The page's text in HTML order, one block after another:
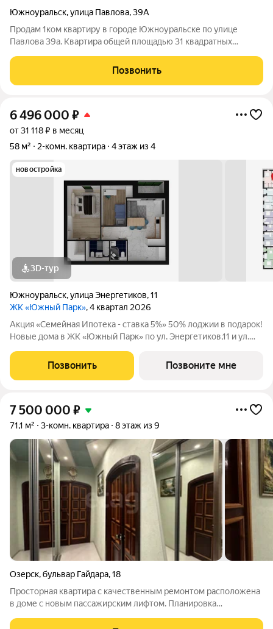
Южноуральск,улица Павлова,39А
Продам 1ком квартиру в городе Южноуральске по улице
Павлова 39а. Квартира общей площадью 31 квадратных
квартире сделан ремонт. Один взрослый собственник. Номер
объекта: 545348.
Позвонить
6 496 000 ₽
от 31 118 ₽ в месяц
58 м²
2-комн. квартира 4 этаж из 4
новостройка
3D-тур
Южноуральск,улица Энергетиков,11
ЖК «Южный Парк», 4 квартал 2026
Акция «Семейная Ипотека - ставка 5%» 50% лоджии в подарок!
Новые дома в ЖК «Южный Парк» по ул. Энергетиков,11 и ул.
Сдача (Строителей,14): I квартал 2027 года Застройщик: ООО
СЗ
Позвонить Позвоните мне
7 500 000 ₽
71,1 м² 3-комн. квартира 8 этаж из 9
Озерск,бульвар Гайдара,18
Просторная квартира с качественным ремонтом расположена
в доме с новым пассажирским лифтом. Планировка